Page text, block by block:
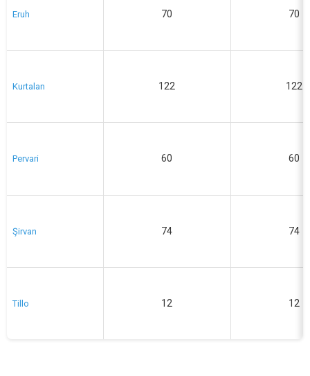
Eruh 70 70
Kurtalan 122 122
Pervari 60 60
Şirvan 74 74
Tillo 12 12